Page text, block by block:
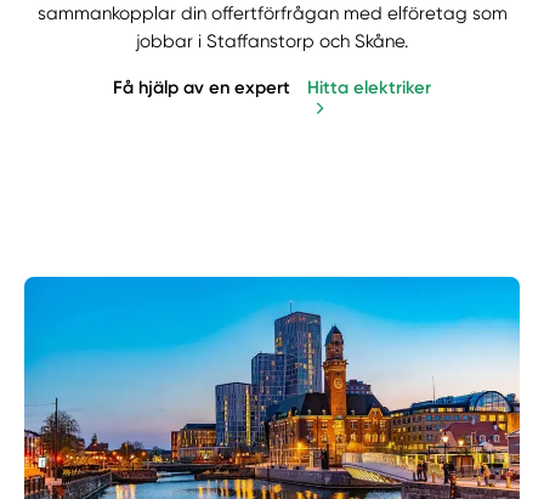
Manuellt Få hjälp
Välj tillvägagångssätt
sammankopplar din offertförfrågan med elföretag som
jobbar i Staffanstorp och Skåne.
Få hjälp av en expert Hitta elektriker